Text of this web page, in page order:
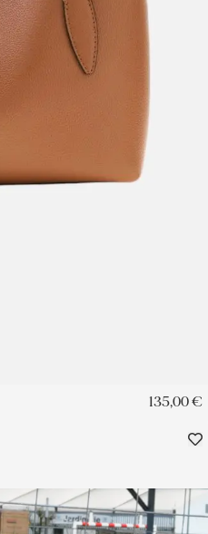
135,00 €